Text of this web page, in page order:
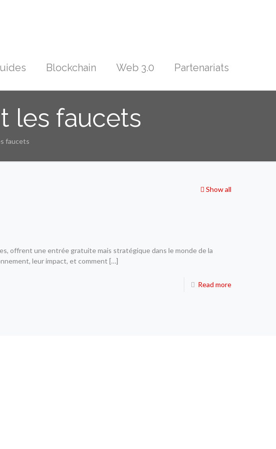
Blockchain Web 3.0 Partenariats
les faucets
faucets
Show all
offrent une entrée gratuite mais stratégique dans le monde de la
leur impact, et comment […]
Read more